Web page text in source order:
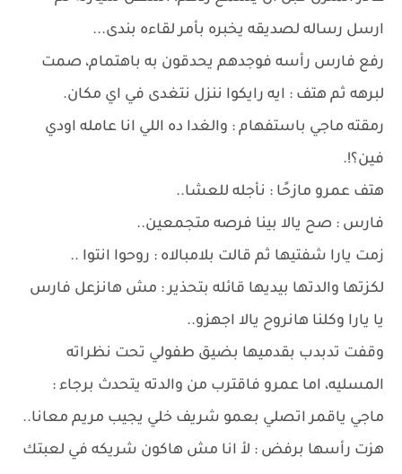
ارسل رساله لصديقه يخبره بأمر لقاءه بندى...
رفع فارس رأسه فوجدهم يحدقون به باهتمام، صمت
لبرهه ثم هتف : ايه رايكوا ننزل نتغدى في اي مكان.
رمقته ماجي باستفهام : والغدا ده اللي انا عامله اودي
فين؟!.
هتف عمرو مازحًا : نأجله للعشا..
فارس : صح يالا بينا فرصه متجمعين..
زمت يارا شفتيها ثم قالت بلامبالاه : روحوا انتوا ..
لكزتها والدتها بيديها قائله بتحذير : مش هانزعل فارس
يا يارا وكلنا هانروح يالا اجهزو..
وقفت تدبدب بقدميها بضيق طفولي تحت نظراته
المسليه، اما عمرو فاقترب من والدته يتحدث برجاء :
ماجي ياقمر اتصلي بعمو شريف خلي يجيب مريم معانا..
هزت رأسها برفض : لأ انا مش هاكون شريكه في لعبتك